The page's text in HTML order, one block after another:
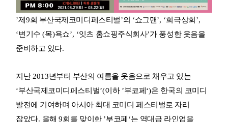
’제 9회 부산국제코미디페스티벌’의 ‘쇼그맨’, ‘희극상회 ’,
‘변기수(목)욕쇼’, ‘잇츠 홈쇼핑주식회사’가 풍성한 웃음을
준비하고 있다.
지난 2013년부터 부산의 여름을 웃음으로 채우고 있는
‘부산국제코미디페스티벌’(이하 ’부코페 ‘)은 한국의 코미디
발전에 기여하며 아시아 최대 코미디 페스티벌로 자리
잡았다. 올해9회를 맞이한 ’부코페 ‘는 역대급 라인업을